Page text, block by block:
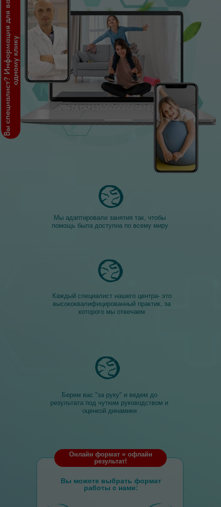
Вы можете выбрать формат
работы с нами:
Мы адаптировали занятия так, чтобы
помощь была доступна по всему миру
Берем вас "за руку" и ведем до
результата под чутким руководством и
оценкой динамики
Каждый специалист нашего центра- это
высококвалифицированный практик, за
которого мы отвечаем
Онлайн формат = офлайн
результат!
Более 19 лет проверки методики
Более 30 специалистов